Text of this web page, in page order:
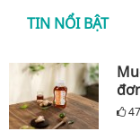
TIN NỔI BẬT
47